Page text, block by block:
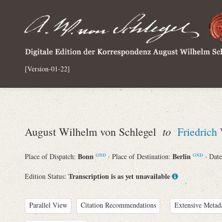
[Version-01-22]
August Wilhelm von Schlegel to Friedrich
Place of Dispatch: Bonn GND · Place of Destination:Berlin GND ·
Edition Status: Transcription is as yet unavailable
Parallel View Citation Recommendations Extensive